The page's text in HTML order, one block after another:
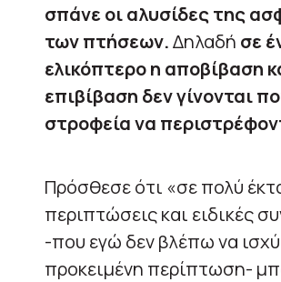
σπάνε οι αλυσίδες της
των πτήσεων.Δηλαδή σε
ελικόπτερο η αποβίβαση
επιβίβαση δεν γίνονται
στροφεία να
Πρόσθεσε ότι «σε πολύ
περιπτώσεις και ειδικές
-που εγώ δεν βλέπω να
προκειμένη περίπτωση-